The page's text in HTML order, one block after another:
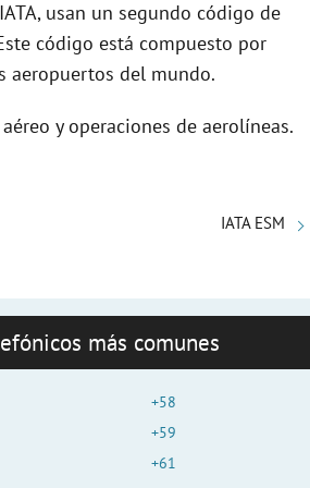
usan un segundo código de
código está compuesto por
aeropuertos del mundo.
y operaciones de aerolíneas.
IATA ESM
más comunes
+58
+59
+61